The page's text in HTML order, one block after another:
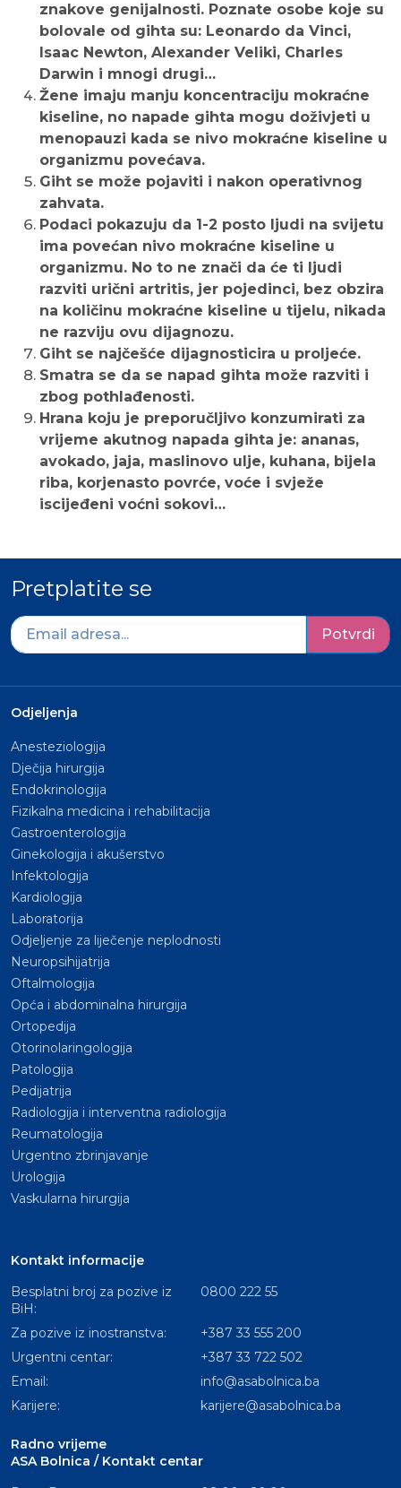
znakove genijalnosti. Poznate osobe koje su
bolovale od gihta su: Leonardo da Vinci,
Isaac Newton, Alexander Veliki, Charles
Darwin i mnogi drugi…
Žene imaju manju koncentraciju mokraćne
kiseline, no napade gihta mogu doživjeti u
menopauzi kada se nivo mokraćne kiseline u
organizmu povećava.
Giht se može pojaviti i nakon operativnog
zahvata.
Podaci pokazuju da 1-2 posto ljudi na svijetu
ima povećan nivo mokraćne kiseline u
organizmu. No to ne znači da će ti ljudi
razviti urični artritis, jer pojedinci, bez obzira
na količinu mokraćne kiseline u tijelu, nikada
ne razviju ovu dijagnozu.
Giht se najčešće dijagnosticira u proljeće.
Smatra se da se napad gihta može razviti i
zbog pothlađenosti.
Hrana koju je preporučljivo konzumirati za
vrijeme akutnog napada gihta je: ananas,
avokado, jaja, maslinovo ulje, kuhana, bijela
riba, korjenasto povrće, voće i svježe
iscijeđeni voćni sokovi…
Pretplatite se
Potvrdi
Odjeljenja
Anesteziologija
Dječija hirurgija
Endokrinologija
Fizikalna medicina i rehabilitacija
Gastroenterologija
Ginekologija i akušerstvo
Infektologija
Kardiologija
Laboratorija
Odjeljenje za liječenje neplodnosti
Neuropsihijatrija
Oftalmologija
Opća i abdominalna hirurgija
Ortopedija
Otorinolaringologija
Patologija
Pedijatrija
Radiologija i interventna radiologija
Reumatologija
Urgentno zbrinjavanje
Urologija
Vaskularna hirurgija
Kontakt informacije
Besplatni broj za pozive iz
BiH:
0800 222 55
Za pozive iz inostranstva:
+387 33 555 200
Urgentni centar:
+387 33 722 502
Email:
info@asabolnica.ba
Karijere:
karijere@asabolnica.ba
Radno vrijeme
ASA Bolnica / Kontakt centar